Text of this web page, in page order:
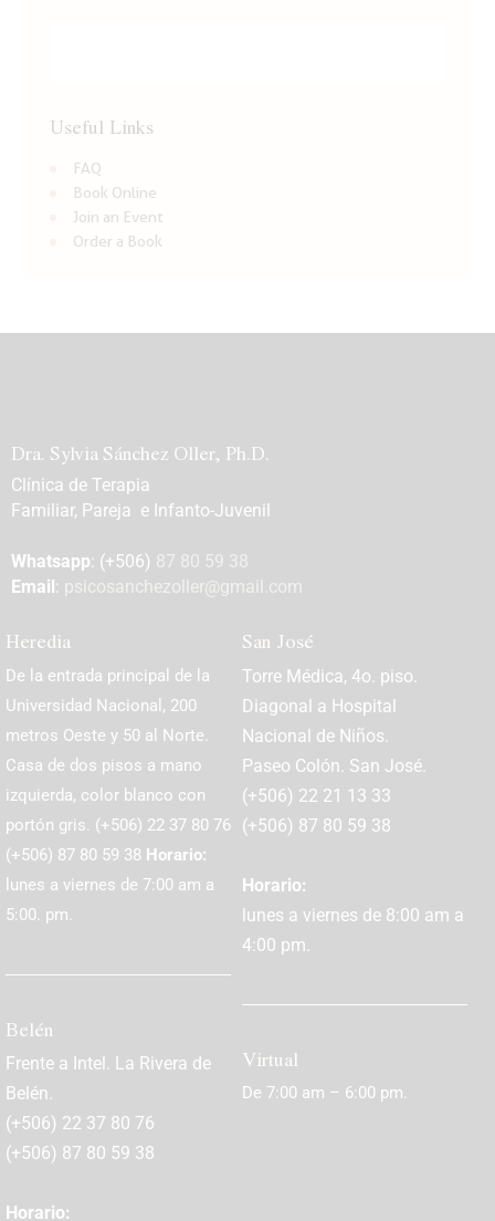
Useful Links
FAQ
Book Online
Join an Event
Order a Book
Dra. Sylvia Sánchez Oller, Ph.D.
Clínica de Terapia
Familiar, Pareja e Infanto-Juvenil
Whatsapp: (+506) 87 80 59 38
Email: psicosanchezoller@gmail.com
Heredia
De la entrada principal de la
Universidad Nacional, 200
metros Oeste y 50 al Norte.
Casa de dos pisos a mano
izquierda, color blanco con
portón gris. (+506) 22 37 80 76
(+506) 87 80 59 38 Horario:
lunes a viernes de 7:00 am a
5:00. pm.
Belén
Frente a Intel. La Rivera de
Belén.
(+506) 22 37 80 76
(+506) 87 80 59 38
Horario:
San José
Torre Médica, 4o. piso.
Diagonal a Hospital
Nacional de Niños.
Paseo Colón. San José.
(+506) 22 21 13 33
(+506) 87 80 59 38
Horario:
lunes a viernes de 8:00 am a
4:00 pm.
Virtual
De 7:00 am – 6:00 pm.